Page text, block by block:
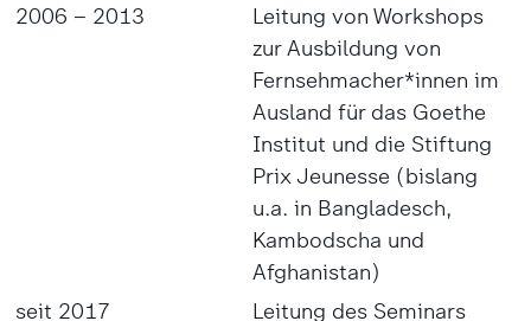
2006 – 2013
Leitung von Workshops
zur Ausbildung von
Fernsehmacher*innen im
Ausland für das Goethe
Institut und die Stiftung
Prix Jeunesse (bislang
u.a. in Bangladesch,
Kambodscha und
Afghanistan)
seit 2017
Leitung des Seminars